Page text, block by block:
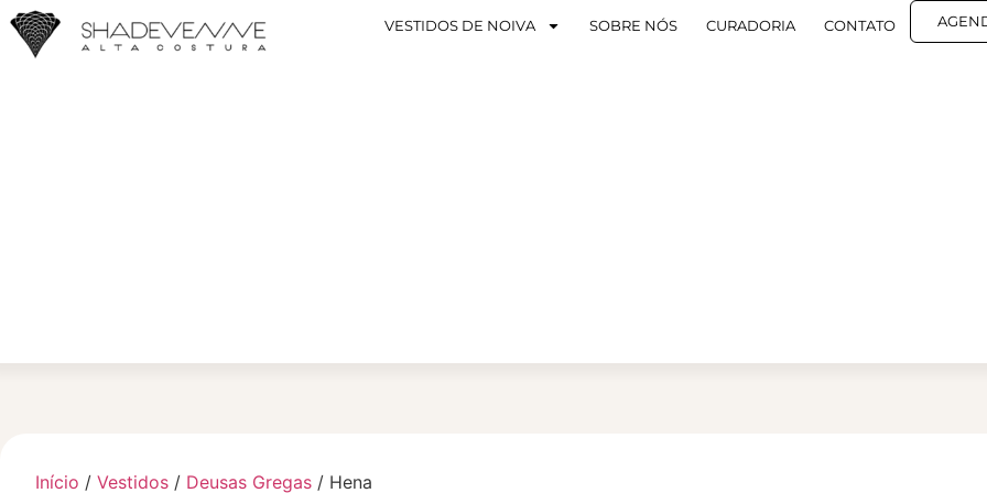
VESTIDOS DE NOIVA SOBRE NÓS CURADORIA CONTATO
Início / Vestidos / Deusas Gregas / Hena